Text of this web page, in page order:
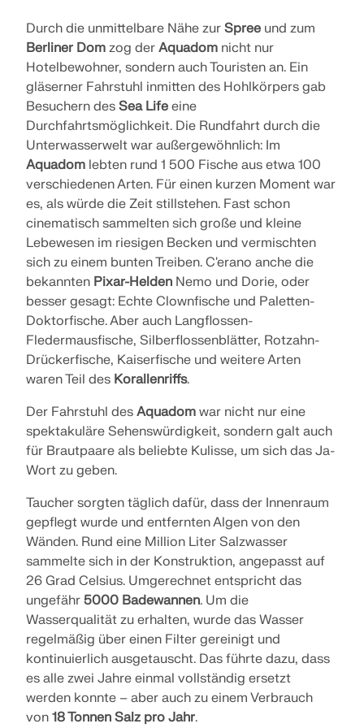
Geo-Zone Tool
Il servizio online Dlubal fornisce mappe delle zone
per la rapida determinazione dei carichi da neve,
delle velocità del vento e dei dati sismici.
VERIFICA DELLE ZONE DI CARICO
Prodotti obsoleti
Durch die unmittelbare Nähe zur Spree und zum
Berliner Dom zog der Aquadom nicht nur
Hotelbewohner, sondern auch Touristen an. Ein
gläserner Fahrstuhl inmitten des Hohlkörpers gab
Besuchern des Sea Life eine
Durchfahrtsmöglichkeit. Die Rundfahrt durch die
Unterwasserwelt war außergewöhnlich: Im
Aquadom lebten rund 1 500 Fische aus etwa 100
verschiedenen Arten. Für einen kurzen Moment war
es, als würde die Zeit stillstehen. Fast schon
cinematisch sammelten sich große und kleine
Lebewesen im riesigen Becken und vermischten
sich zu einem bunten Treiben. C'erano anche die
bekannten Pixar-Helden Nemo und Dorie, oder
besser gesagt: Echte Clownfische und Paletten-
Doktorfische. Aber auch Langflossen-
Fledermausfische, Silberflossenblätter, Rotzahn-
Drückerfische, Kaiserfische und weitere Arten
waren Teil des Korallenriffs.
Der Fahrstuhl des Aquadom war nicht nur eine
spektakuläre Sehenswürdigkeit, sondern galt auch
für Brautpaare als beliebte Kulisse, um sich das Ja-
Wort zu geben.
Taucher sorgten täglich dafür, dass der Innenraum
gepflegt wurde und entfernten Algen von den
Wänden. Rund eine Million Liter Salzwasser
sammelte sich in der Konstruktion, angepasst auf
26 Grad Celsius. Umgerechnet entspricht das
ungefähr 5000 Badewannen. Um die
Wasserqualität zu erhalten, wurde das Wasser
regelmäßig über einen Filter gereinigt und
kontinuierlich ausgetauscht. Das führte dazu, dass
es alle zwei Jahre einmal vollständig ersetzt
werden konnte – aber auch zu einem Verbrauch
von 18 Tonnen Salz pro Jahr.